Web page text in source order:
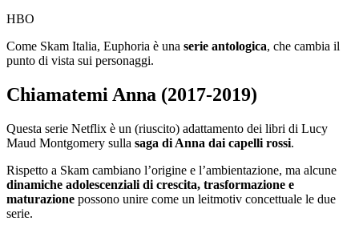
HBO
Come Skam Italia, Euphoria è una serie antologica, che cambia il
punto di vista sui personaggi.
Chiamatemi Anna (2017-2019)
Questa serie Netflix è un (riuscito) adattamento dei libri di Lucy
Maud Montgomery sulla saga di Anna dai capelli rossi.
Rispetto a Skam cambiano l’origine e l’ambientazione, ma alcune
dinamiche adolescenziali di crescita, trasformazione e
maturazione possono unire come un leitmotiv concettuale le due
serie.